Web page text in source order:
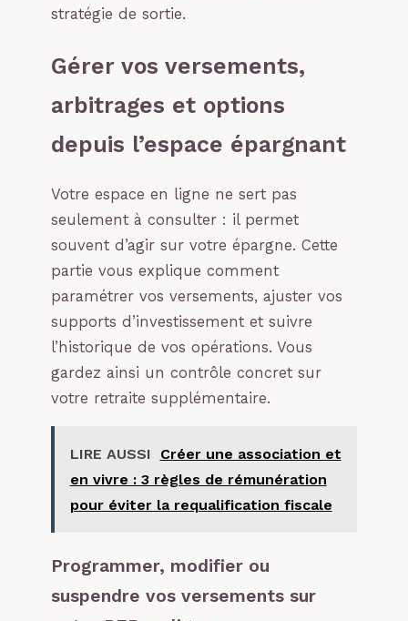
stratégie de sortie.
Gérer vos versements,
arbitrages et options
depuis l’espace épargnant
Votre espace en ligne ne sert pas
seulement à consulter : il permet
souvent d’agir sur votre épargne. Cette
partie vous explique comment
paramétrer vos versements, ajuster vos
supports d’investissement et suivre
l’historique de vos opérations. Vous
gardez ainsi un contrôle concret sur
votre retraite supplémentaire.
LIRE AUSSI
Créer une association et
en vivre : 3 règles de rémunération
pour éviter la requalification fiscale
Programmer, modifier ou
suspendre vos versements sur